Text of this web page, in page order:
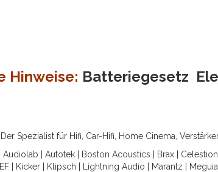
Hinweise: Batteriegesetz
Spezialist für Hifi, Car-Hifi, Home Cinema,
Audiolab Autotek Boston Acoustics Brax Celestion
| Kicker| Klipsch Lightning Audio Marantz